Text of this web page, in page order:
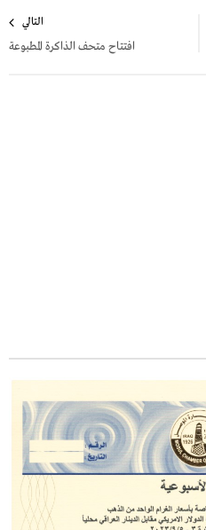
التالي
افتتاح متحف الذاكرة المطبوعة